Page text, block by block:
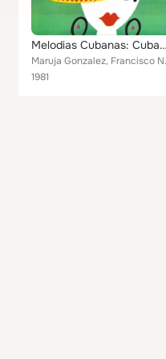
Melodias Cubanas: Cuban Show Hits
Maruja
1981